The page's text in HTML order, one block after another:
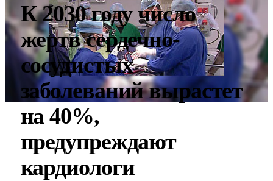
К 2030 году число
жертв сердечно-
сосудистых
заболеваний вырастет
на 40%,
предупреждают
кардиологи